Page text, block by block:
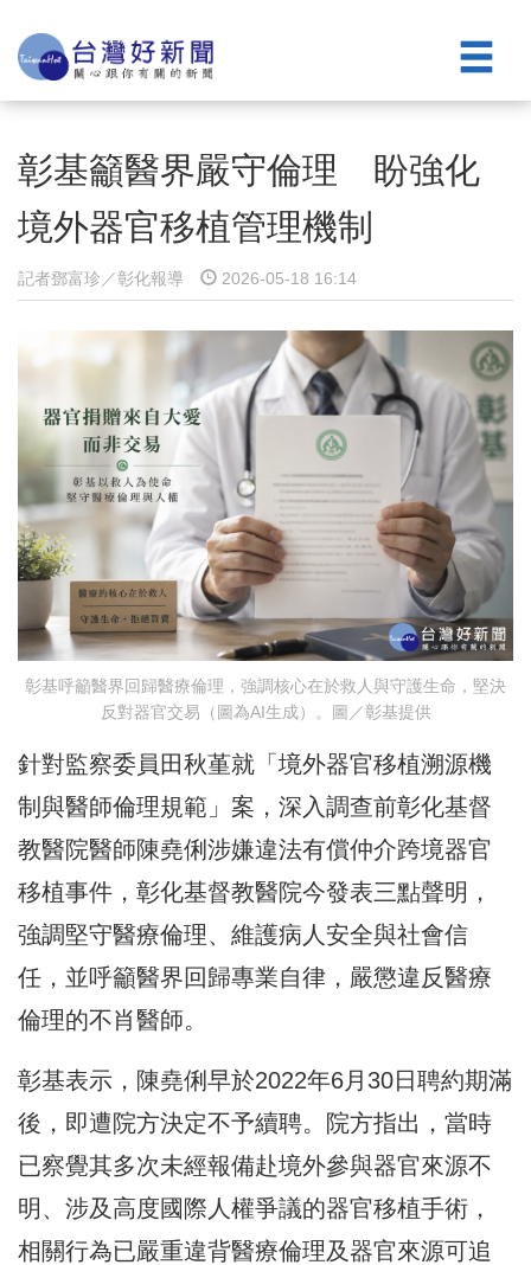
彰基籲醫界嚴守倫理 盼強化
境外器官移植管理機制
記者鄧富珍／彰化報導 2026-05-18 16:14
彰基呼籲醫界回歸醫療倫理，強調核心在於救人與守護生命，堅決
反對器官交易（圖為AI生成）。圖／彰基提供
針對監察委員田秋堇就「境外器官移植溯源機
制與醫師倫理規範」案，深入調查前彰化基督
教醫院醫師陳堯俐涉嫌違法有償仲介跨境器官
移植事件，彰化基督教醫院今發表三點聲明，
強調堅守醫療倫理、維護病人安全與社會信
任，並呼籲醫界回歸專業自律，嚴懲違反醫療
倫理的不肖醫師。
彰基表示，陳堯俐早於2022年6月30日聘約期滿
後，即遭院方決定不予續聘。院方指出，當時
已察覺其多次未經報備赴境外參與器官來源不
明、涉及高度國際人權爭議的器官移植手術，
相關行為已嚴重違背醫療倫理及器官來源可追